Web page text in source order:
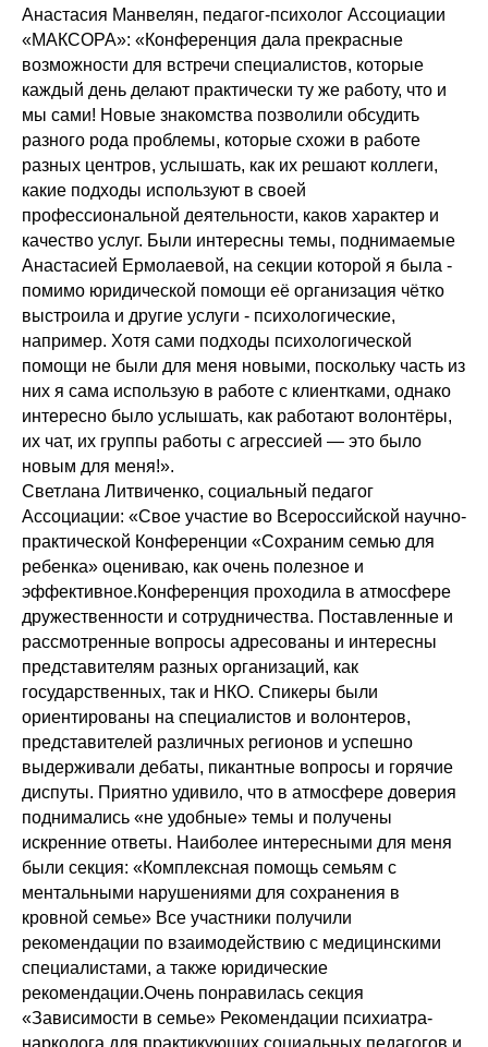
Анастасия Манвелян, педагог-психолог Ассоциации
«МАКСОРА»: «Конференция дала прекрасные
возможности для встречи специалистов, которые
каждый день делают практически ту же работу, что и
мы сами! Новые знакомства позволили обсудить
разного рода проблемы, которые схожи в работе
разных центров, услышать, как их решают коллеги,
какие подходы используют в своей
профессиональной деятельности, каков характер и
качество услуг. Были интересны темы, поднимаемые
Анастасией Ермолаевой, на секции которой я была -
помимо юридической помощи её организация чётко
выстроила и другие услуги - психологические,
например. Хотя сами подходы психологической
помощи не были для меня новыми, поскольку часть из
них я сама использую в работе с клиентками, однако
интересно было услышать, как работают волонтёры,
их чат, их группы работы с агрессией — это было
новым для меня!».
Светлана Литвиченко, социальный педагог
Ассоциации: «Свое участие во Всероссийской научно-
практической Конференции «Сохраним семью для
ребенка» оцениваю, как очень полезное и
эффективное.Конференция проходила в атмосфере
дружественности и сотрудничества. Поставленные и
рассмотренные вопросы адресованы и интересны
представителям разных организаций, как
государственных, так и НКО. Спикеры были
ориентированы на специалистов и волонтеров,
представителей различных регионов и успешно
выдерживали дебаты, пикантные вопросы и горячие
диспуты. Приятно удивило, что в атмосфере доверия
поднимались «не удобные» темы и получены
искренние ответы. Наиболее интересными для меня
были секция: «Комплексная помощь семьям с
ментальными нарушениями для сохранения в
кровной семье» Все участники получили
рекомендации по взаимодействию с медицинскими
специалистами, а также юридические
рекомендации.Очень понравилась секция
«Зависимости в семье» Рекомендации психиатра-